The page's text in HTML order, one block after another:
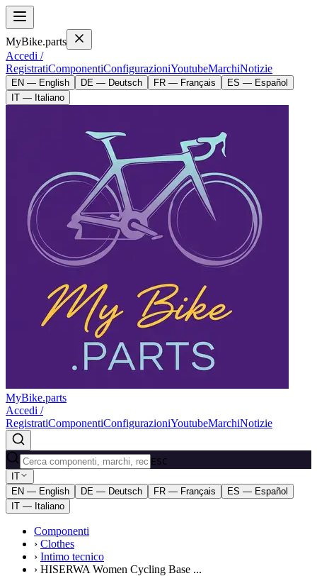
MyBike.parts
Accedi /
RegistratiComponentiConfigurazioniYoutubeMarchiNotizie
EN — English DE — Deutsch FR — Français
ES — Español
IT — Italiano
MyBike.parts
Accedi /
RegistratiComponentiConfigurazioniYoutubeMarchiNotizie
ESC
IT
EN — English
DE — Deutsch FR — Français
ES — Español
IT — Italiano
Componenti
› Clothes
› Intimo tecnico
› HISERWA Women Cycling Base ...